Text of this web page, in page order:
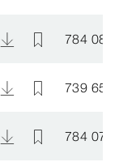
784 089
739 652
784 072